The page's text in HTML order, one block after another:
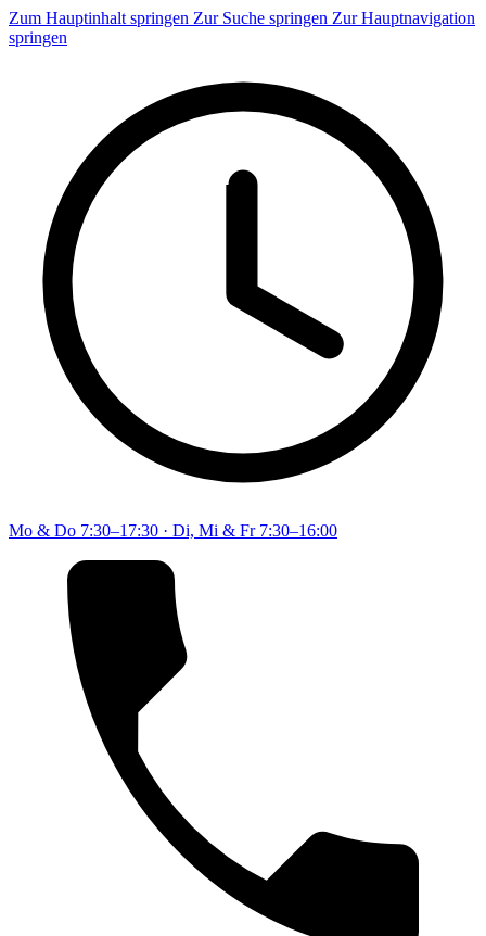
Zum Hauptinhalt springen Zur Suche springen Zur Hauptnavigation
springen
Mo & Do 7:30–17:30 · Di, Mi & Fr 7:30–16:00